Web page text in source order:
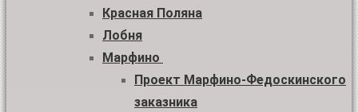
Красная Поляна
Лобня
Марфино
Проект Марфино-Федоскинского
заказника